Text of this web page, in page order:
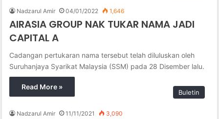
Nadzarul Amir 04/01/2022 1,646
AIRASIA GROUP NAK TUKAR NAMA JADI
CAPITAL A
Cadangan pertukaran nama tersebut telah diluluskan oleh
Suruhanjaya Syarikat Malaysia (SSM) pada 28 Disember lalu.
Read More »
Buletin
Nadzarul Amir 11/11/2021 3,090